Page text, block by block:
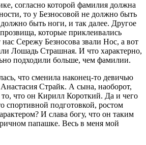
согласно которой фамилия должна
то у Безносовой не должно быть
быть ноги, и так далее. Другое
которые приклеивались
Сережу Безносова звали Нос, а вот
Лошадь Страшная. И что характерно,
подходили больше, чем фамилии.
что сменила наконец-то девичью
Страйк. А сына, наоборот,
что он Кирилл Короткий. Да и чего
спортивной подготовкой, ростом
И слава богу, что он таким
папашке. Весь в меня мой